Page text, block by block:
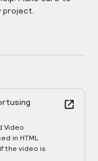
project.
using
Video
in HTML
the video is